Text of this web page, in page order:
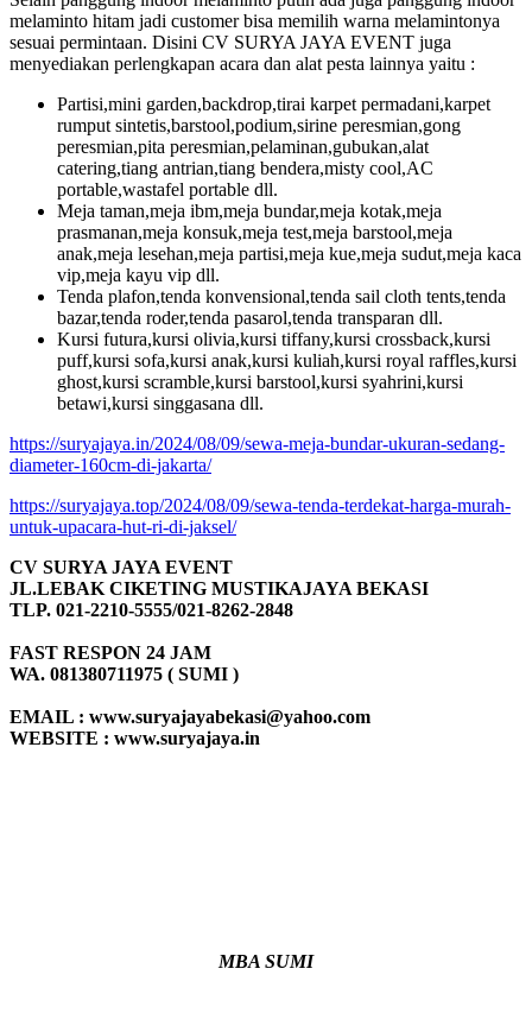
melaminto hitam jadi customer bisa memilih warna melamintonya
sesuai permintaan. Disini CV SURYA JAYA EVENT juga
menyediakan perlengkapan acara dan alat pesta lainnya yaitu :
Partisi,mini garden,backdrop,tirai karpet permadani,karpet
rumput sintetis,barstool,podium,sirine peresmian,gong
peresmian,pita peresmian,pelaminan,gubukan,alat
catering,tiang antrian,tiang bendera,misty cool,AC
portable,wastafel portable dll.
Meja taman,meja ibm,meja bundar,meja kotak,meja
prasmanan,meja konsuk,meja test,meja barstool,meja
anak,meja lesehan,meja partisi,meja kue,meja sudut,meja kaca
vip,meja kayu vip dll.
Tenda plafon,tenda konvensional,tenda sail cloth tents,tenda
bazar,tenda roder,tenda pasarol,tenda transparan dll.
Kursi futura,kursi olivia,kursi tiffany,kursi crossback,kursi
puff,kursi sofa,kursi anak,kursi kuliah,kursi royal raffles,kursi
ghost,kursi scramble,kursi barstool,kursi syahrini,kursi
betawi,kursi singgasana dll.
https://suryajaya.in/2024/08/09/sewa-meja-bundar-ukuran-sedang-
diameter-160cm-di-jakarta/
https://suryajaya.top/2024/08/09/sewa-tenda-terdekat-harga-murah-
untuk-upacara-hut-ri-di-jaksel/
CV SURYA JAYA EVENT
JL.LEBAK CIKETING MUSTIKAJAYA BEKASI
TLP. 021-2210-5555/021-8262-2848
FAST RESPON 24 JAM
WA. 081380711975 ( SUMI )
EMAIL : www.suryajayabekasi@yahoo.com
WEBSITE : www.suryajaya.in
MBA SUMI